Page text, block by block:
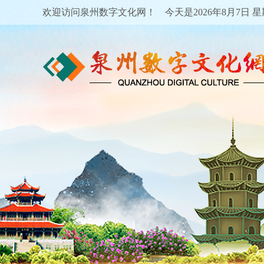
欢迎访问泉州数字文化网！ 今天是2026年8月7日